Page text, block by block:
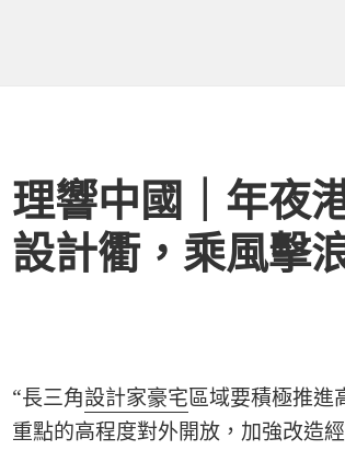
理響中國｜年夜
設計衢，乘風擊
“長三角設計家豪宅區域要積極推進
重點的高程度對外開放，加強改造